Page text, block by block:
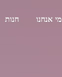
חנות מי אנחנו